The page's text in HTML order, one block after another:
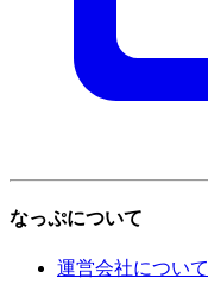
なっぷについて
運営会社について